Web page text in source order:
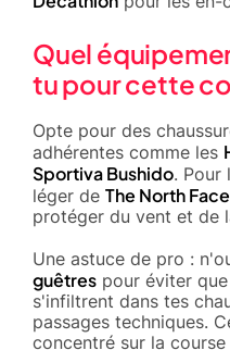
Quel
tu pour cette
Opte pour des
adhérentes comme les
Sportiva Bushido. Pour
léger de The North Face
protéger du vent et de
Une astuce de pro :
guêtres pour éviter
s'infiltrent dans tes
passages techniques.
concentré sur la course